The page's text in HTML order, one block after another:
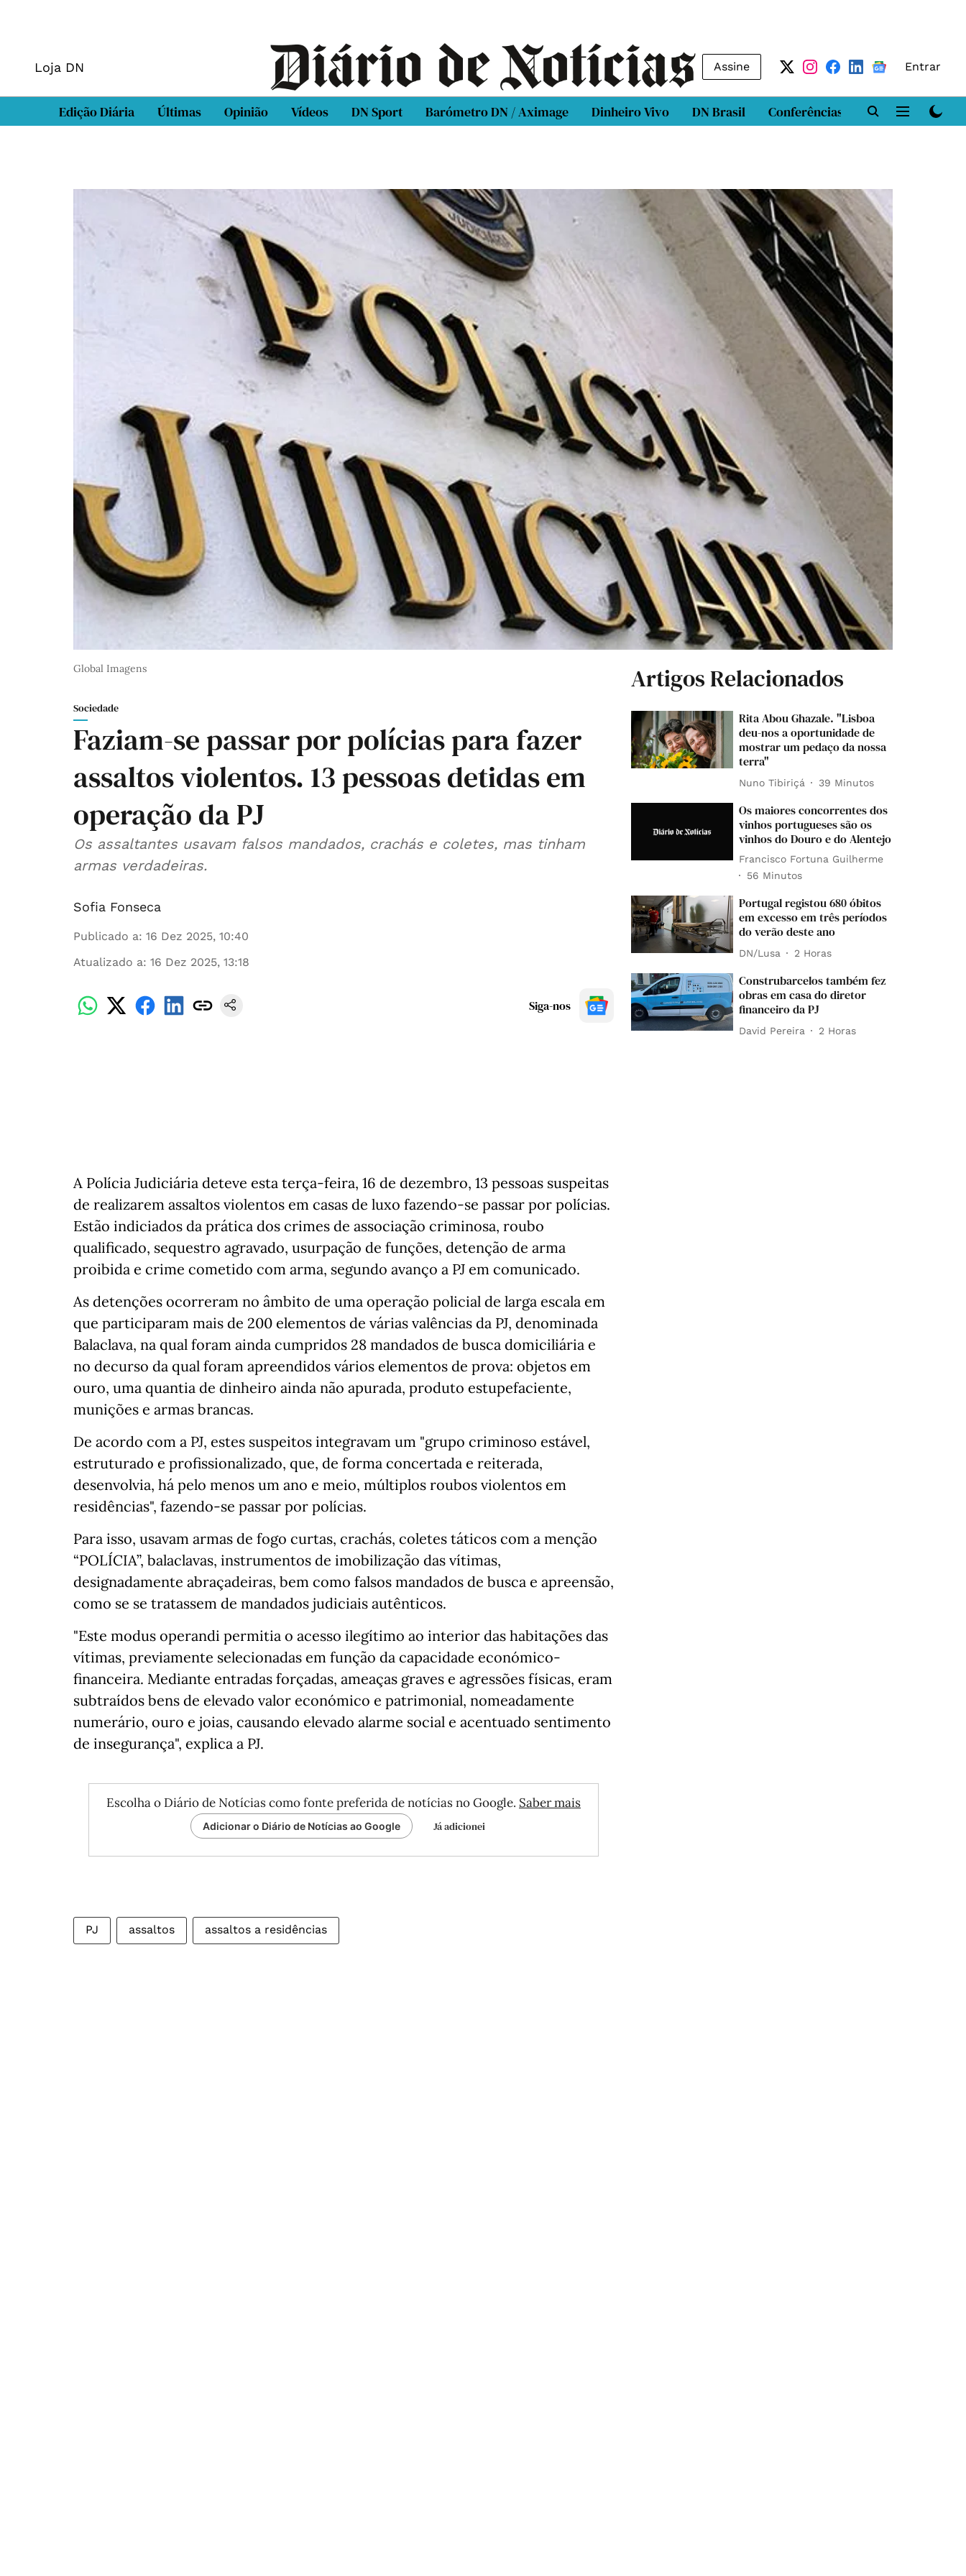
Loja DN Assine Entrar
Edição Diária Últimas Opinião Vídeos DN Sport Barómetro DN / Aximage Dinheiro Vivo DN Brasil Conferências DN LAB
Global Imagens
Sociedade
Faziam-se passar por polícias para fazer
assaltos violentos. 13 pessoas detidas em
operação da PJ
Os assaltantes usavam falsos mandados, crachás e coletes, mas tinham
armas verdadeiras.
Sofia Fonseca
Publicado a: 16 Dez 2025, 10:40
Atualizado a: 16 Dez 2025, 13:18
Siga-nos
A Polícia Judiciária deteve esta terça-feira, 16 de dezembro, 13 pessoas suspeitas
de realizarem assaltos violentos em casas de luxo fazendo-se passar por polícias.
Estão indiciados da prática dos crimes de associação criminosa, roubo
qualificado, sequestro agravado, usurpação de funções, detenção de arma
proibida e crime cometido com arma, segundo avanço a PJ em comunicado.
As detenções ocorreram no âmbito de uma operação policial de larga escala em
que participaram mais de 200 elementos de várias valências da PJ, denominada
Balaclava, na qual foram ainda cumpridos 28 mandados de busca domiciliária e
no decurso da qual foram apreendidos vários elementos de prova: objetos em
ouro, uma quantia de dinheiro ainda não apurada, produto estupefaciente,
munições e armas brancas.
De acordo com a PJ, estes suspeitos integravam um "grupo criminoso estável,
estruturado e profissionalizado, que, de forma concertada e reiterada,
desenvolvia, há pelo menos um ano e meio, múltiplos roubos violentos em
residências", fazendo-se passar por polícias.
Para isso, usavam armas de fogo curtas, crachás, coletes táticos com a menção
“POLÍCIA”, balaclavas, instrumentos de imobilização das vítimas,
designadamente abraçadeiras, bem como falsos mandados de busca e apreensão,
como se se tratassem de mandados judiciais autênticos.
"Este modus operandi permitia o acesso ilegítimo ao interior das habitações das
vítimas, previamente selecionadas em função da capacidade económico-
financeira. Mediante entradas forçadas, ameaças graves e agressões físicas, eram
subtraídos bens de elevado valor económico e patrimonial, nomeadamente
numerário, ouro e joias, causando elevado alarme social e acentuado sentimento
de insegurança", explica a PJ.
Escolha o Diário de Notícias como fonte preferida de notícias no Google. Saber mais
Adicionar o Diário de Notícias ao Google Já adicionei
PJ assaltos assaltos a residências
Artigos Relacionados
Rita Abou Ghazale. "Lisboa
deu-nos a oportunidade de
mostrar um pedaço da nossa
terra"
Nuno Tibiriçá 39 Minutos
Os maiores concorrentes dos
vinhos portugueses são os
vinhos do Douro e do Alentejo
Francisco Fortuna Guilherme
56 Minutos
Portugal registou 680 óbitos
em excesso em três períodos
do verão deste ano
DN/Lusa 2 Horas
Construbarcelos também fez
obras em casa do diretor
financeiro da PJ
David Pereira 2 Horas